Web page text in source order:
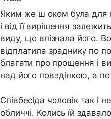
Яким же ш оком була для
і від її вирішення
виду, що впізнала його.
відплатила зраднику по
благати про прощення і
над його поведінкою, а
Співбесіда чоловік так
обличчі. Колись їй